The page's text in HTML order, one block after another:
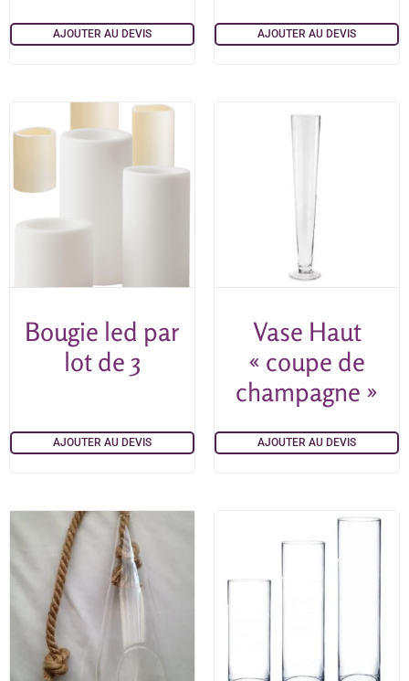
AJOUTER AU DEVIS AJOUTER AU DEVIS
Bougie led par
lot de 3
AJOUTER AU DEVIS
Vase Haut
« coupe de
champagne »
AJOUTER AU DEVIS